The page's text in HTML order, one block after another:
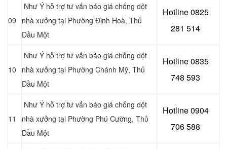
09
Như Ý hỗ trợ tư vấn báo giá chống dột
nhà xưởng tại Phường Định Hoà, Thủ
Dầu Một
Hotline 0825
281 514
10
Như Ý hỗ trợ tư vấn báo giá chống dột
nhà xưởng tại Phường Chánh Mỹ, Thủ
Dầu Một
Hotline 0835
748 593
11
Như Ý hỗ trợ tư vấn báo giá chống dột
nhà xưởng tại Phường Phú Cường, Thủ
Dầu Một
Hotline 0904
706 588